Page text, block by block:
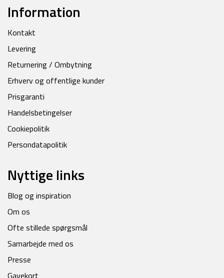
Information
Kontakt
Levering
Returnering / Ombytning
Erhverv og offentlige kunder
Prisgaranti
Handelsbetingelser
Cookiepolitik
Persondatapolitik
Nyttige links
Blog og inspiration
Om os
Ofte stillede spørgsmål
Samarbejde med os
Presse
Gavekort